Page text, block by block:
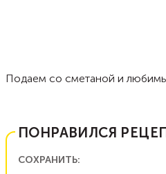
Подаем со сметаной и
ПОНРАВИЛСЯ
СОХРАНИТЬ: